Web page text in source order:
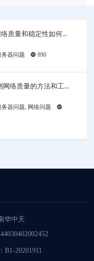
质量和稳定性如何保
务器问题 890
络质量的方法和工
务器问题, 网络问题
华中天
20201911